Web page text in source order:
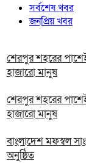
সর্বশেষ খবর
জনপ্রিয় খবর
শেরপুর শহরের
হাজারো মানুষ
শেরপুর শহরের
হাজারো মানুষ
বাংলাদেশ মফস্বল
অনুষ্ঠিত